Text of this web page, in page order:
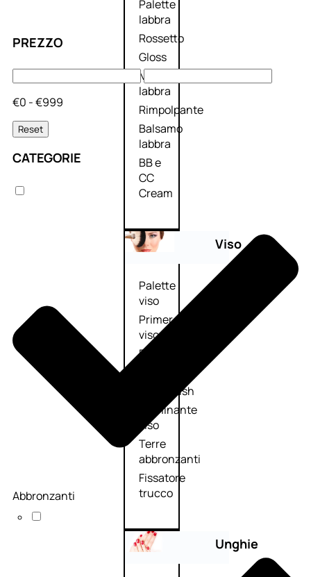
Palette
labbra
Rossetto
Gloss
Matita
labbra
Rimpolpante
Balsamo
labbra
BB e
CC
Cream
Viso
Palette
viso
Primer
viso
Fondotinta
Fard/Blush
Illuminante
viso
Terre
abbronzanti
Fissatore
trucco
Unghie
PREZZO
€0 - €999
Reset
CATEGORIE
Abbronzanti